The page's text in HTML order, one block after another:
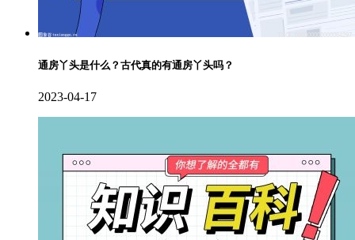
通房丫头是什么？古代真的有通房丫头吗？
2023-04-17